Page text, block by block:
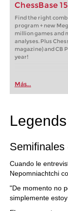
ChessBase
Find the right
program + new
million games and
analyses. Plus
magazine) and CB
year!
Más...
Semifinales
Cuando le
Nepomniachtchi
"De momento no
simplemente